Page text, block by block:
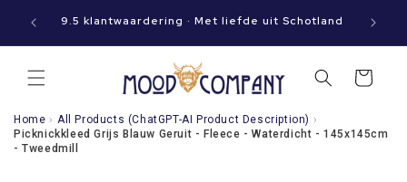
naar de
jouw 9.5 klantwaardering · Met liefde uit Schotland
Winkelwagen
Home › All Products (ChatGPT-AI Product Description) ›
Picknickkleed Grijs Blauw Geruit - Fleece - Waterdicht - 145x145cm
- Tweedmill